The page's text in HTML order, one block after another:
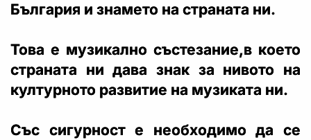
България и знамето на страната ни.
Това е музикално състезание,в което
страната ни дава знак за нивото на
културното развитие на музиката ни.
Със сигурност е необходимо да се